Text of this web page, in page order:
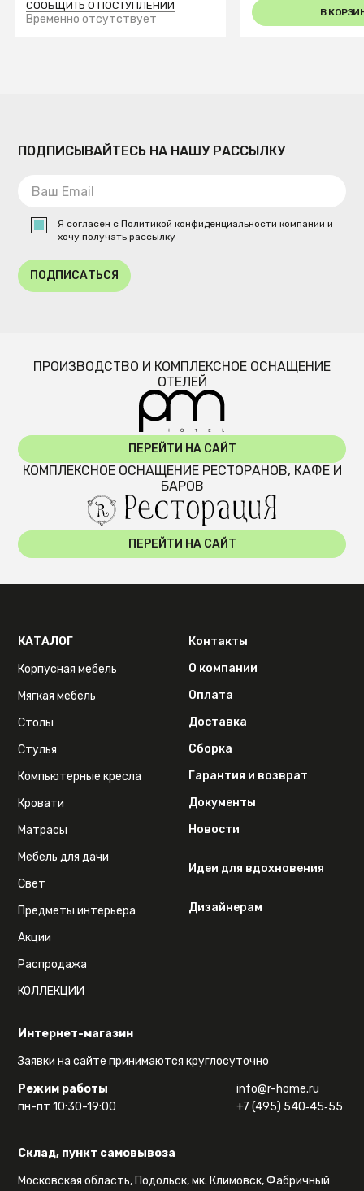
СООБЩИТЬ О ПОСТУПЛЕНИИ
Временно отсутствует В
ПОДПИСЫВАЙТЕСЬ НА НАШУ РАССЫЛКУ
Я согласен сПолитикой конфиденциальности компании и
хочу получать рассылку
ПОДПИСАТЬСЯ
ПРОИЗВОДСТВО И КОМПЛЕКСНОЕ ОСНАЩЕНИЕ
ОТЕЛЕЙ
ПЕРЕЙТИ НА САЙТ
КОМПЛЕКСНОЕ ОСНАЩЕНИЕ РЕСТОРАНОВ, КАФЕ И
БАРОВ
ПЕРЕЙТИ НА САЙТ
Интернет-магазин
Заявки на сайте принимаются круглосуточно
Режим работы
пн-пт 10:30-19:00
info@r-home.ru
+7 (495) 540‑45‑55
Склад, пункт самовывоза
Московская область, Подольск, мк. Климовск, Фабричный
КАТАЛОГ
Корпусная мебель
Мягкая мебель
Столы
Стулья
Компьютерные кресла
Кровати
Матрасы
Мебель для дачи
Свет
Предметы интерьера
Акции
Распродажа
КОЛЛЕКЦИИ
Контакты
О компании
Оплата
Доставка
Сборка
Гарантия и возврат
Документы
Новости
Идеи для вдохновения
Дизайнерам